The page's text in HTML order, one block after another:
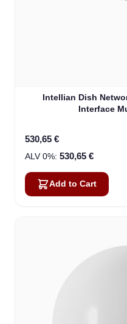
Intellian Dish
Interface
530,65 €
530,65 €
Add to Cart